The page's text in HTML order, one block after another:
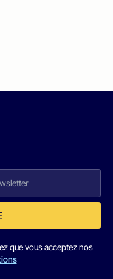
que vous acceptez nos